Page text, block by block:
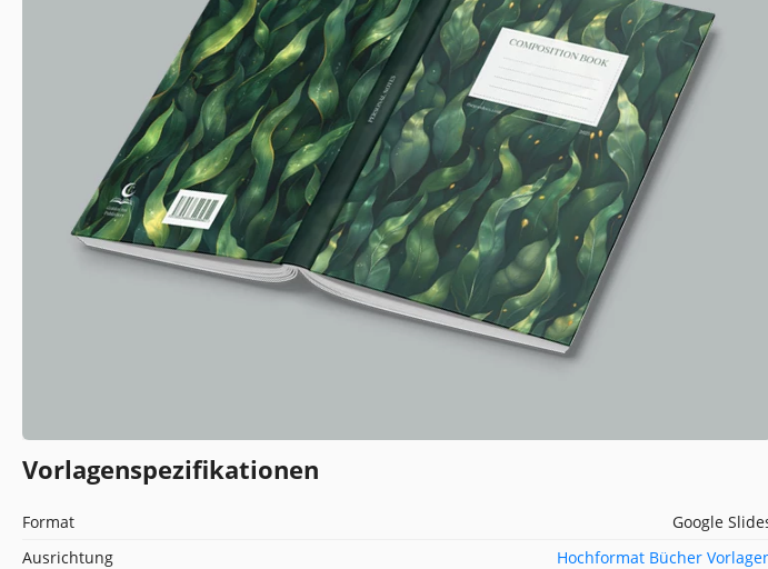
Vorlagenspezifikationen
Format
Google
Ausrichtung
Hochformat Bücher